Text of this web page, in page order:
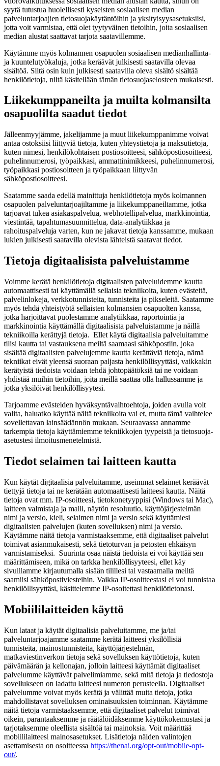
syytä tutustua huolellisesti kyseisten sosiaalisen median
palveluntarjoajien tietosuojakäytäntöihin ja yksityisyysasetuksiisi,
jotta voit varmistaa, että olet tyytyväinen tietoihin, joita sosiaalisen
median alustat saattavat tarjota saatavillemme.
Käytämme myös kolmannen osapuolen sosiaalisen medianhallinta-
ja kuuntelutyökaluja, jotka keräävät julkisesti saatavilla olevaa
sisältöä. Siltä osin kuin julkisesti saatavilla oleva sisältö sisältää
henkilötietoja, niitä käsitellään tämän tietosuojaselosteen mukaisesti.
Liikekumppaneilta ja muilta kolmansilta
osapuolilta saadut tiedot
Jälleenmyyjämme, jakelijamme ja muut liikekumppanimme voivat
antaa ostoksiisi liittyviä tietoja, kuten yhteystietoja ja maksutietoja,
kuten nimesi, henkilökohtaisen postiosoitteesi, sähköpostiosoitteesi,
puhelinnumerosi, työpaikkasi, ammattinimikkeesi, puhelinnumerosi,
työpaikkasi postiosoitteen ja työpaikkaan liittyvän
sähköpostiosoitteesi.
Saatamme saada edellä mainittuja henkilötietoja myös kolmannen
osapuolen palveluntarjoajiltamme ja liikekumppaneiltamme, jotka
tarjoavat tukea asiakaspalvelua, webhotellipalvelua, markkinointia,
viestintää, tapahtumasuunnittelua, data-analytiikkaa ja
rahoituspalveluja varten, kun ne jakavat tietoja kanssamme, mukaan
lukien julkisesti saatavilla olevista lähteistä saatavat tiedot.
Tietoja digitaalisista palveluistamme
Voimme kerätä henkilötietoja digitaalisten palveluidemme kautta
automaattisesti tai käyttämällä sellaisia tekniikoita, kuten evästeitä,
palvelinlokeja, verkkotunnisteita, tunnisteita ja pikseleitä. Saatamme
myös tehdä yhteistyötä sellaisten kolmansien osapuolten kanssa,
jotka harjoittavat puolestamme analytiikkaa, raportointia ja
markkinointia käyttämällä digitaalisista palveluistamme ja näillä
tekniikoilla kerättyjä tietoja. Ellet käytä digitaalisia palveluitamme
tilisi kautta tai vastauksena meiltä saamaasi sähköpostiin, joka
sisältää digitaalisten palvelujemme kautta kerättäviä tietoja, nämä
tekniikat eivät yleensä suoraan paljasta henkilöllisyyttäsi, vaikkakin
kerätyistä tiedoista voidaan tehdä johtopäätöksiä tai ne voidaan
yhdistää muihin tietoihin, joita meillä saattaa olla hallussamme ja
jotka yksilöivät henkilöllisyytesi.
Tarjoamme evästeiden hyväksyntävaihtoehtoja, joiden avulla voit
valita, haluatko käyttää näitä tekniikoita vai et, mutta tämä vaihtelee
sovellettavan lainsäädännön mukaan. Seuraavassa annamme
tarkempia tietoja käyttämiemme tekniikkojen tyypeistä ja tietosuoja-
asetustesi ilmoitusmenetelmistä.
Tiedot selaimen tai laitteen kautta
Kun käytät digitaalisia palveluitamme, useimmat selaimet keräävät
tiettyjä tietoja tai ne kerätään automaattisesti laitteesi kautta. Näitä
tietoja ovat mm. IP-osoitteesi, tietokonetyyppisi (Windows tai Mac),
laitteen valmistaja ja malli, näytön resoluutio, käyttöjärjestelmän
nimi ja versio, kieli, selaimen nimi ja versio sekä käyttämiesi
digitaalisten palvelujen (kuten sovelluksen) nimi ja versio.
Käytämme näitä tietoja varmistaaksemme, että digitaaliset palvelut
toimivat asianmukaisesti, sekä tietoturvan ja petosten ehkäisyn
varmistamiseksi. Suurinta osaa näistä tiedoista ei voi käyttää sen
määrittämiseen, mikä on tarkka henkilöllisyyteesi, ellet käy
sivuillamme kirjautumalla sisään tilillesi tai vastaamalla meiltä
saamiisi sähköpostiviesteihin. Vaikka IP-osoitteestasi ei voi tunnistaa
henkilöllisyyttäsi, käsittelemme IP-osoitettasi henkilötietonasi.
Mobiililaitteiden käyttö
Kun lataat ja käytät digitaalisia palveluitamme, me ja/tai
palveluntarjoajamme saatamme kerätä laitteesi yksilöllisiä
tunnisteita, mainostunnisteita, käyttöjärjestelmän,
matkaviestinverkon tietoja sekä sovelluksen käyttötietoja, kuten
päivämäärän ja kellonajan, jolloin laitteesi käyttämät digitaaliset
palvelumme käyttävät palvelimiamme, sekä mitä tietoja ja tiedostoja
sovellukseen on ladattu laitteesi numeron perusteella. Digitaaliset
palvelumme voivat myös kerätä ja välittää muita tietoja, jotka
mahdollistavat sovelluksen ominaisuuksien toiminnan. Käytämme
näitä tietoja varmistaaksemme, että digitaaliset palvelut toimivat
oikein, parantaaksemme ja räätälöidäksemme käyttökokemustasi ja
tarjotaksemme oleellista sisältöä tai mainoksia. Voit määrittää
mobiililaitteesi mainosasetukset. Lisätietoja näiden valintojen
asettamisesta on osoitteessa https://thenai.org/opt-out/mobile-opt-
out/.